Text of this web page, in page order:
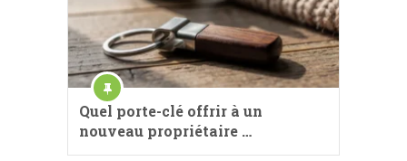
Quel porte-clé offrir à un
nouveau propriétaire …